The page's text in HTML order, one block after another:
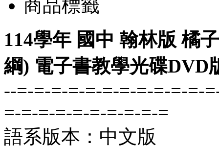
商品標籤
114學年 國中 翰林版 橘
綱) 電子書教學光碟DVD
--=-=-=-=-=-=-=-=-=-=-=-
=-=-=-=-=-=-=-=-=-=
語系版本：中文版